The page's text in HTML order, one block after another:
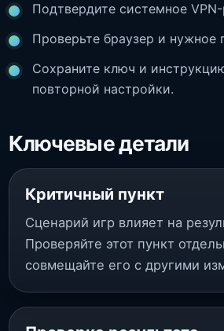
Подтвердите системное
Проверьте браузер и нужное
Сохраните ключ и
повторной настройки.
Ключевые детали
Критичный пункт
Сценарий игр влияет на
Проверяйте этот пункт
совмещайте его с другими